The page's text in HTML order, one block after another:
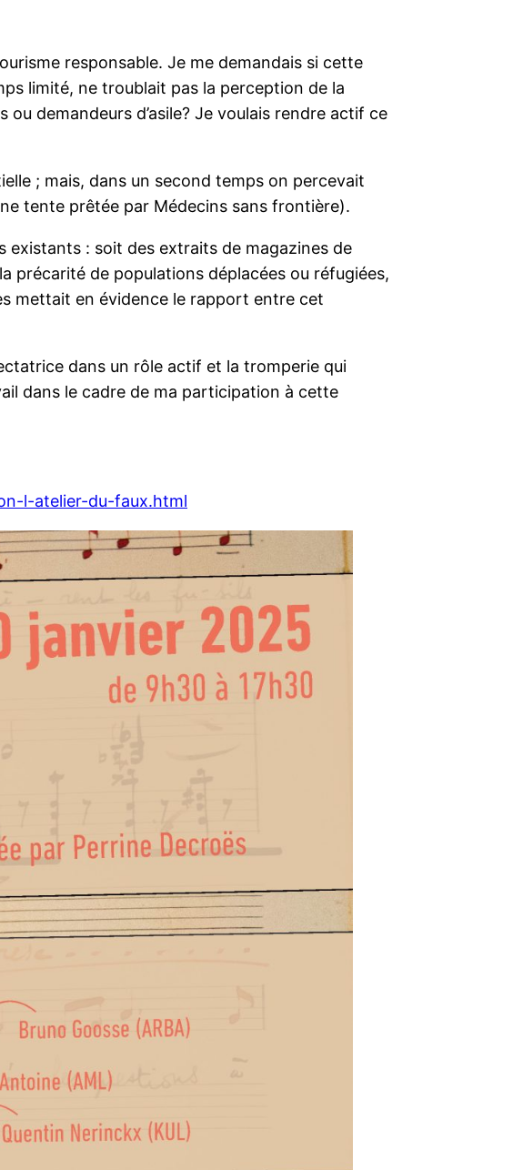
responsable. Je me demandais si cette
limité, ne troublait pas la perception de la
demandeurs d’asile? Je voulais rendre actif ce
; mais, dans un second temps on percevait
tente prêtée par Médecins sans frontière).
: soit des extraits de magazines de
précarité de populations déplacées ou réfugiées,
mettait en évidence le rapport entre cet
dans un rôle actif et la tromperie qui
dans le cadre de ma participation à cette
l-atelier-du-faux.html